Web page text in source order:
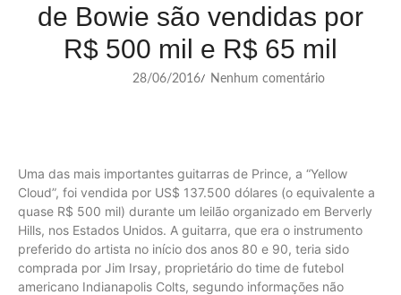
de Bowie são vendidas por
R$ 500 mil e R$ 65 mil
28/06/2016/ Nenhum comentário
Uma das mais importantes guitarras de Prince, a “Yellow
Cloud”, foi vendida por US$ 137.500 dólares (o equivalente a
quase R$ 500 mil) durante um leilão organizado em Berverly
Hills, nos Estados Unidos. A guitarra, que era o instrumento
preferido do artista no início dos anos 80 e 90, teria sido
comprada por Jim Irsay, proprietário do time de futebol
americano Indianapolis Colts, segundo informações não